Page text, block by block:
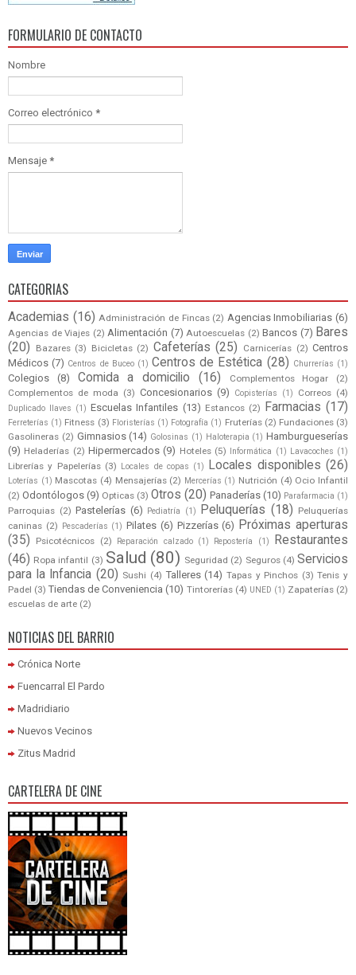
FORMULARIO DE CONTACTO
Nombre
Correo electrónico *
Mensaje *
CATEGORIAS
Academias (16) Administración de Fincas (2) Agencias Inmobiliarias (6)
Agencias de Viajes (2) Alimentación (7) Autoescuelas (2) Bancos (7) Bares
(20)
Bazares (3) Bicicletas (2) Cafeterías (25) Carnicerías (2) Centros
Médicos (7) Centros de Buceo (1) Centros de Estética (28) Churrerías (1)
Colegios (8) Comida a domicilio (16) Complementos Hogar
(2)
Complementos de moda (3) Concesionarios (9) Copisterías (1) Correos (4)
Duplicado llaves (1) Escuelas Infantiles (13) Estancos (2) Farmacias (17)
Ferreterías (1) Fitness (3) Floristerías (1) Fotografía (1) Fruterías (2) Fundaciones (3)
Gasolineras (2) Gimnasios (14) Golosinas (1) Haloterapia (1) Hamburgueserías
(9) Heladerías (2) Hipermercados (9) Hoteles (5) Informática (1) Lavacoches (1)
Librerías y Papelerías (3) Locales de copas (1) Locales disponibles (26)
Loterías (1) Mascotas (4) Mensajerías (2) Mercerías (1) Nutrición (4) Ocio Infantil
(2) Odontólogos (9) Opticas (3) Otros (20) Panaderías (10) Parafarmacia (1)
Parroquias (2) Pastelerías (6) Pediatría (1) Peluquerías (18) Peluquerías
caninas (2) Pescaderías (1) Pilates (6) Pizzerías (6) Próximas aperturas
(35)
Psicotécnicos (2) Reparación calzado (1) Repostería (1)
Restaurantes
(46) Ropa infantil (3) Salud (80) Seguridad (2) Seguros (4) Servicios
para la Infancia (20) Sushi (4) Talleres (14) Tapas y Pinchos (3) Tenis y
Padel (3) Tiendas de Conveniencia (10) Tintorerías (4) UNED (1) Zapaterías (2)
escuelas de arte (2)
NOTICIAS DEL BARRIO
Crónica Norte
Fuencarral El Pardo
Madridiario
Nuevos Vecinos
Zitus Madrid
CARTELERA DE CINE